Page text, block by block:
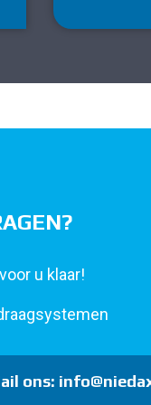
u klaar!
ons: